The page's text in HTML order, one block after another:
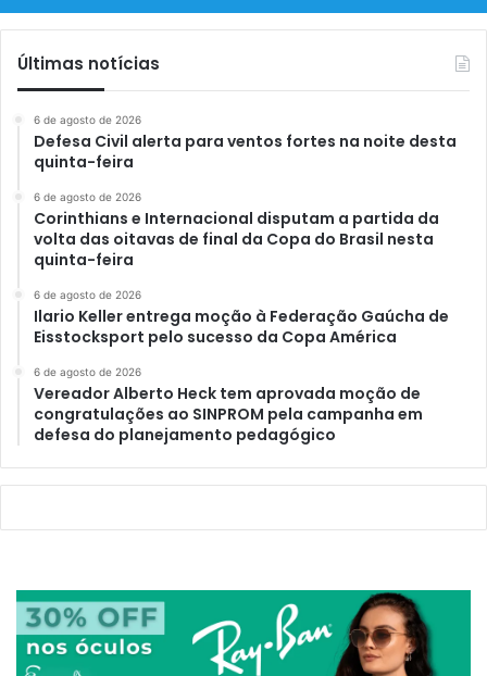
Últimas notícias
6 de agosto de 2026
Defesa Civil alerta para ventos fortes na noite desta
quinta-feira
6 de agosto de 2026
Corinthians e Internacional disputam a partida da
volta das oitavas de final da Copa do Brasil nesta
quinta-feira
6 de agosto de 2026
Ilario Keller entrega moção à Federação Gaúcha de
Eisstocksport pelo sucesso da Copa América
6 de agosto de 2026
Vereador Alberto Heck tem aprovada moção de
congratulações ao SINPROM pela campanha em
defesa do planejamento pedagógico